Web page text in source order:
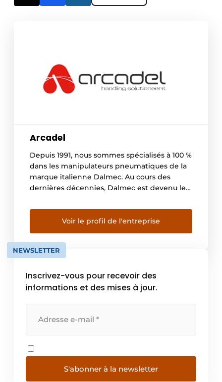
Arcadel
Depuis 1991, nous sommes spécialisés à 100 %
dans les manipulateurs pneumatiques de la
marque italienne Dalmec. Au cours des
dernières décennies, Dalmec est devenu le
spéciaux. Depuis notre siège à Roulers, nous
desservons l’ensemble du pays. Pour
Dalmec, nous sommes le distributeur
exclusif de manipulateurs pneumatiques en
[…]
Voir le profil de l'entreprise
NEWSLETTER
Inscrivez-vous pour recevoir des
informations et des mises à jour.
S'abonner à la newsletter